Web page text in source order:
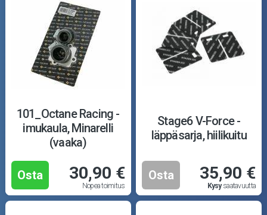
101_Octane Racing -
imukaula, Minarelli
(vaaka)
Osta 30,90 €
Nopea toimitus
Stage6 V-Force -
läppäsarja, hiilikuitu
Osta 35,90 €
Kysysaatavuutta